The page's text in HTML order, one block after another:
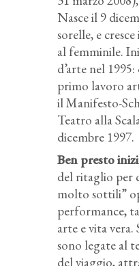
Nasce il 9
sorelle, e
al femminile.
d’arte nel
primo lavoro
il Manifesto-
Teatro alla
dicembre 1997.
Ben presto
del ritaglio per
molto sottili”
performance,
arte e vita vera.
sono legate al
del viaggio,